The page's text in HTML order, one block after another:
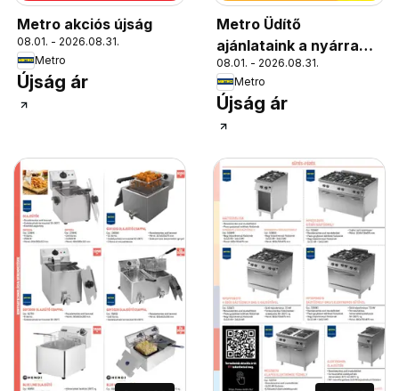
Metro akciós újság
08.01. - 2026.08.31.
Metro
Újság ár
Metro Üdítő
ajánlataink a nyárra
2026/08
08.01. - 2026.08.31.
Metro
Újság ár